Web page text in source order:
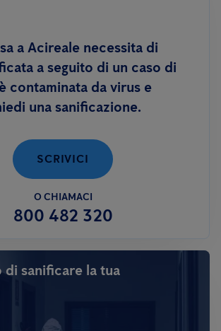
a Acireale necessita di
a seguito di un caso di
contaminata da virus e
una sanificazione.
SCRIVICI
O CHIAMACI
800 482 320
di sanificare la tua